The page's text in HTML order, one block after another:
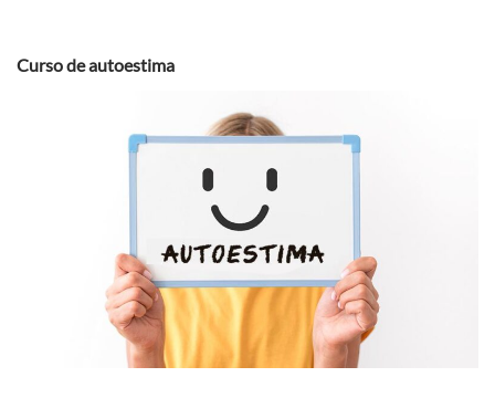
Curso de autoestima